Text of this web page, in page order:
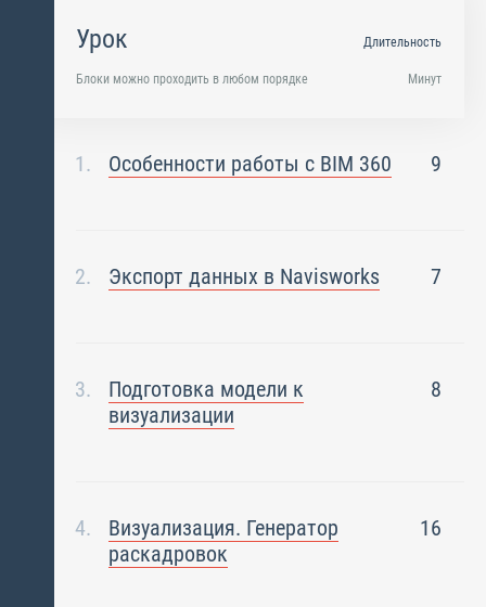
Урок
Блоки можно проходить в любом порядке
Длительность
Минут
Особенности работы с BIM 360 9
Экспорт данных в Navisworks 7
Подготовка модели к
визуализации
8
Визуализация. Генератор
раскадровок
16